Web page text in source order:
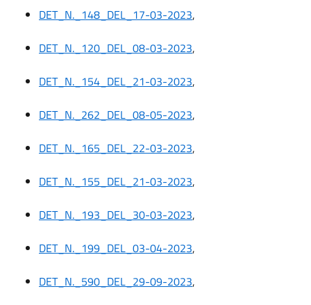
DET_N._148_DEL_17-03-2023,
DET_N._120_DEL_08-03-2023,
DET_N._154_DEL_21-03-2023,
DET_N._262_DEL_08-05-2023,
DET_N._165_DEL_22-03-2023,
DET_N._155_DEL_21-03-2023,
DET_N._193_DEL_30-03-2023,
DET_N._199_DEL_03-04-2023,
DET_N._590_DEL_29-09-2023,